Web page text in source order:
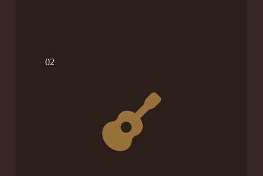
02